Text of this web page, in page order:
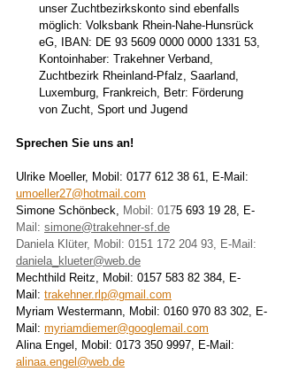
unser Zuchtbezirkskonto sind ebenfalls
möglich: Volksbank Rhein-Nahe-Hunsrück
eG, IBAN: DE 93 5609 0000 0000 1331 53,
Kontoinhaber: Trakehner Verband,
Zuchtbezirk Rheinland-Pfalz, Saarland,
Luxemburg, Frankreich, Betr: Förderung
von Zucht, Sport und Jugend
Sprechen Sie uns an!
Ulrike Moeller, Mobil: 0177 612 38 61, E-Mail:
umoeller27@hotmail.com
Simone Schönbeck, Mobil: 0175 693 19 28, E-
Mail: simone@trakehner-sf.de
Daniela Klüter, Mobil: 0151 172 204 93, E-Mail:
daniela_klueter@web.de
Mechthild Reitz, Mobil: 0157 583 82 384, E-
Mail: trakehner.rlp@gmail.com
Myriam Westermann, Mobil: 0160 970 83 302, E-
Mail: myriamdiemer@googlemail.com
Alina Engel, Mobil: 0173 350 9997, E-Mail:
alinaa.engel@web.de